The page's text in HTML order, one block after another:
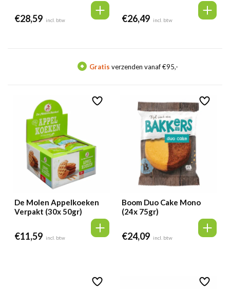
€28,59 incl. btw €26,49 incl. btw
verzenden vanaf €95,-
De Molen Appelkoeken
Verpakt (30x 50gr)
€11,59 incl. btw
Boom Duo Cake Mono
(24x 75gr)
€24,09 incl. btw